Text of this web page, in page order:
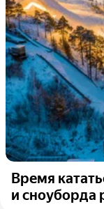
Время
и сноуборда